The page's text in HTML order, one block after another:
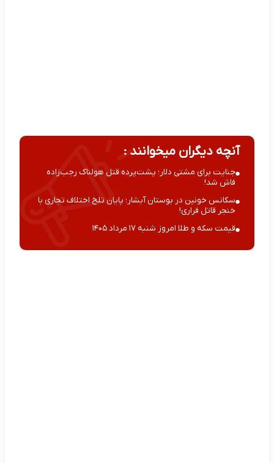
آنچه دیگران میخوانند :
جنایت برای مشتی دلار؛ پشت‌پرده قتل هولناک رجب‌زاده
فاش شد!
سکانس خونین در بوستان آبشار؛ پایان تلخ اختلاف تجاری با
خنجر قاتل فراری!
قیمت سکه و طلا امروز شنبه ۱۷ مرداد ۱۴۰۵